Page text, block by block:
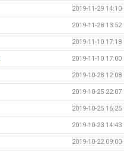
2019-11-29 14:10
2019-11-28 13:52
2019-11-10 17:18
2019-11-10 17:00
2019-10-28 12:08
2019-10-25 22:07
2019-10-25 16:25
2019-10-23 14:43
2019-10-22 09:00